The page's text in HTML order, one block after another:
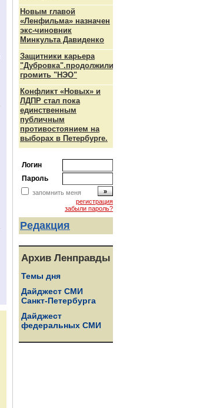
Новым главой
«Ленфильма» назначен
экс-чиновник
Минкульта Давиденко
Защитники карьера
"Дубровка".продолжили
громить "НЭО"
Конфликт «Новых» и
ЛДПР стал пока
единственным
публичным
противостоянием на
выборах в Петербурге.
Логин
Пароль
запомнить меня
регистрация
забыли пароль?
Редакция
Архив Ленправды
Темы дня
Дайджест СМИ
Санкт-Петербурга
Дайджест
федеральных СМИ